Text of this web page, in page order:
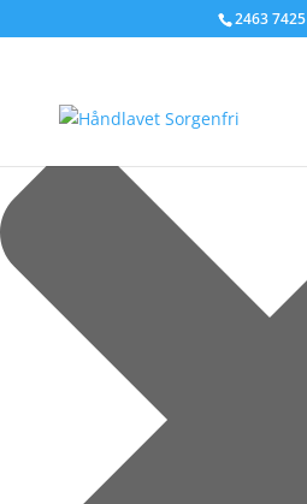
Administrer samtykke til cookies2463 7425